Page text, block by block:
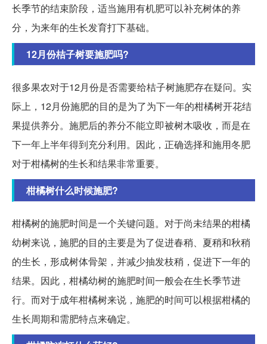
长季节的结束阶段，适当施用有机肥可以补充树体的养
分，为来年的生长发育打下基础。
12月份桔子树要施肥吗?
很多果农对于12月份是否需要给桔子树施肥存在疑问。实
际上，12月份施肥的目的是为了为下一年的柑橘树开花结
果提供养分。施肥后的养分不能立即被树木吸收，而是在
下一年上半年得到充分利用。因此，正确选择和施用冬肥
对于柑橘树的生长和结果非常重要。
柑橘树什么时候施肥?
柑橘树的施肥时间是一个关键问题。对于尚未结果的柑橘
幼树来说，施肥的目的主要是为了促进春稍、夏稍和秋稍
的生长，形成树体骨架，并减少抽发枝稍，促进下一年的
结果。因此，柑橘幼树的施肥时间一般会在生长季节进
行。而对于成年柑橘树来说，施肥的时间可以根据柑橘的
生长周期和需肥特点来确定。